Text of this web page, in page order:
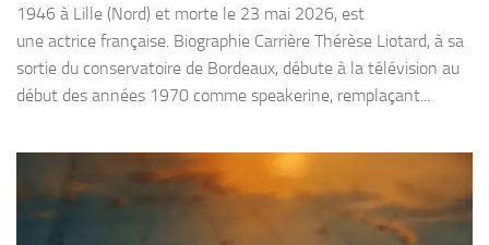
1946 à Lille (Nord) et morte le 23 mai 2026, est
une actrice française. Biographie Carrière Thérèse Liotard, à sa
sortie du conservatoire de Bordeaux, débute à la télévision au
début des années 1970 comme speakerine, remplaçant...